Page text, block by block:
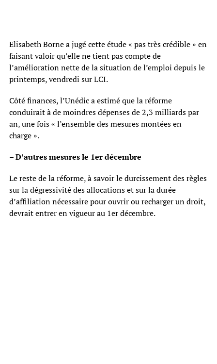
Elisabeth Borne a jugé cette étude « pas très crédible » en
faisant valoir qu’elle ne tient pas compte de
l’amélioration nette de la situation de l’emploi depuis le
printemps, vendredi sur LCI.
Côté finances, l’Unédic a estimé que la réforme
conduirait à de moindres dépenses de 2,3 milliards par
an, une fois « l’ensemble des mesures montées en
charge ».
– D’autres mesures le 1er décembre
Le reste de la réforme, à savoir le durcissement des règles
sur la dégressivité des allocations et sur la durée
d’affiliation nécessaire pour ouvrir ou recharger un droit,
devrait entrer en vigueur au 1er décembre.